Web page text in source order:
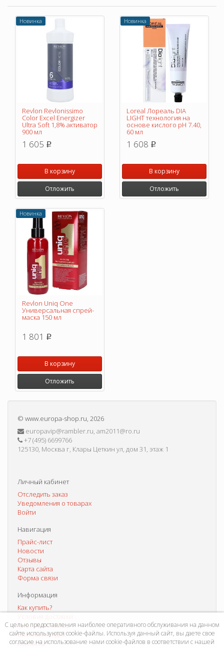
Новинка
Revlon Revlonissimo
Color Excel Energizer
Ultra Soft 1,8% активатор
900 мл
1 605 p
В корзину
Отложить
Новинка
Loreal Лореаль DIA
LIGHT технология на
основе кислого pH 7.40,
60 мл
1 608 p
В корзину
Отложить
Новинка
Revlon Uniq One
Универсальная спрей-
маска 150 мл
1 801 p
В корзину
Отложить
© www.europa-shop.ru, 2026
europavip@rambler.ru, am2011@ro.ru
+7 (495) 6699766
125130, Москва г, Клары Цеткин ул, дом 31, этаж 1
Личный кабинет
Отследить заказ
Уведомления о товарах
Войти
Навигация
Прайс-лист
Новости
Отзывы
Карта сайта
Форма связи
Информация
Как купить?
Способы оплаты
Система скидок
Контакты
С целью предоставления наиболее оперативного обслуживания на данном
сайте используются cookie-файлы. Используя данный сайт, вы даете свое
согласие на использование нами cookie-файлов в соответствии с нашей